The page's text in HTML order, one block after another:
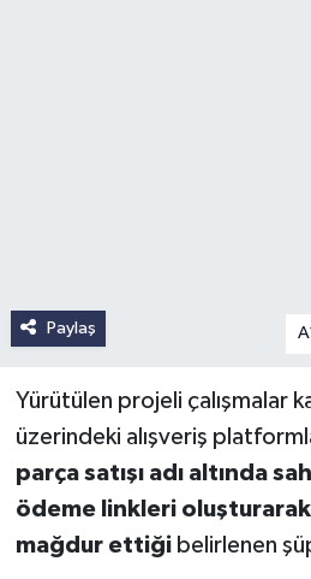
Paylaş A
Yürütülen projeli çalışmalar
üzerindeki alışveriş
parça satışı adı altında
ödeme linkleri
mağdur ettiğibelirlenen